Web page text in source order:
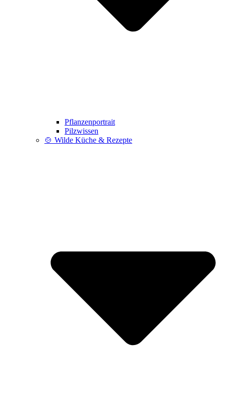
Pflanzenportrait
Pilzwissen
🍲 Wilde Küche & Rezepte